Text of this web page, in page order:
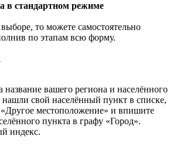
в стандартном режиме
то можете самостоятельно
по этапам всю форму.
название вашего региона и населённого
свой населённый пункт в списке,
местоположение» и впишите
пункта в графу «Город».
индекс.